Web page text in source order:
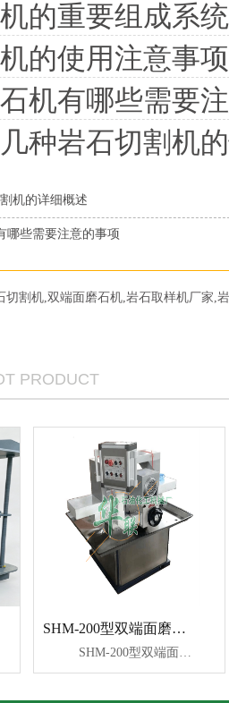
的重要组成系统
的使用注意事项
机有哪些需要
种岩石切割机
机的详细概述
哪些需要注意的事项
切割机,双端面磨石机,岩石取样机厂家,
PRODUCT
SHM-200型双端面磨石机
SHM-200型双端面磨石机是制取各类高精度岩矿石、混凝土等非金属固体样本必备设备，该机与本厂生产的钻孔取样机、自动岩石切割机配套使用，即可加工出高精度的方体或圆柱体测试标本。 该机由机座、工作台、磨消动力头、变速箱传动系统、电控装置等部分组成。本机操作方便，可自动进给，也可手动进给，自动进给速度可自动调节。